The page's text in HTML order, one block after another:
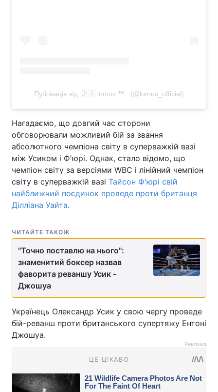
Публікація від 🇺 🇦 lomus ™ ️ ️ (@lomus_official)
Нагадаємо, що довгий час сторони
обговорювали можливий бій за звання
абсолютного чемпіона світу в суперважкій вазі
між Усиком і Ф'юрі. Однак, стало відомо, що
чемпіон світу за версіями WBC і лінійний чемпіон
світу в суперважкій вазі Тайсон Ф'юрі свій
найближчий поєдинок проведе проти британця
Ділліана Уайта.
ЧИТАЙТЕ ТАКОЖ
"Точно поставлю на нього":
знаменитий боксер назвав
фаворита реваншу Усик -
Джошуа
Українець Олександр Усик у свою чергу проведе
бій-реванш проти британського супертяжу Ентоні
Джошуа.
Реклама